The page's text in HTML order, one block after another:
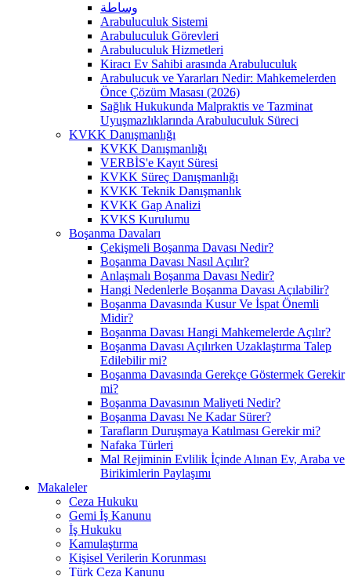
وساطة
Arabuluculuk Sistemi
Arabuluculuk Görevleri
Arabuluculuk Hizmetleri
Kiracı Ev Sahibi arasında Arabuluculuk
Arabulucuk ve Yararları Nedir: Mahkemelerden
Önce Çözüm Masası (2026)
Sağlık Hukukunda Malpraktis ve Tazminat
Uyuşmazlıklarında Arabuluculuk Süreci
KVKK Danışmanlığı
KVKK Danışmanlığı
VERBİS'e Kayıt Süresi
KVKK Süreç Danışmanlığı
KVKK Teknik Danışmanlık
KVKK Gap Analizi
KVKS Kurulumu
Boşanma Davaları
Çekişmeli Boşanma Davası Nedir?
Boşanma Davası Nasıl Açılır?
Anlaşmalı Boşanma Davası Nedir?
Hangi Nedenlerle Boşanma Davası Açılabilir?
Boşanma Davasında Kusur Ve İspat Önemli
Midir?
Boşanma Davası Hangi Mahkemelerde Açılır?
Boşanma Davası Açılırken Uzaklaştırma Talep
Edilebilir mi?
Boşanma Davasında Gerekçe Göstermek Gerekir
mi?
Boşanma Davasının Maliyeti Nedir?
Boşanma Davası Ne Kadar Sürer?
Tarafların Duruşmaya Katılması Gerekir mi?
Nafaka Türleri
Mal Rejiminin Evlilik İçinde Alınan Ev, Araba ve
Birikimlerin Paylaşımı
Makaleler
Ceza Hukuku
Gemi İş Kanunu
İş Hukuku
Kamulaştırma
Kişisel Verilerin Korunması
Türk Ceza Kanunu